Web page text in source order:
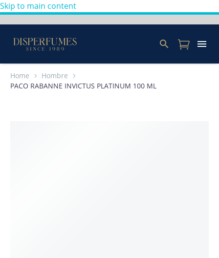
Skip to main content
Home
Hombre
PACO RABANNE INVICTUS PLATINUM 100 ML